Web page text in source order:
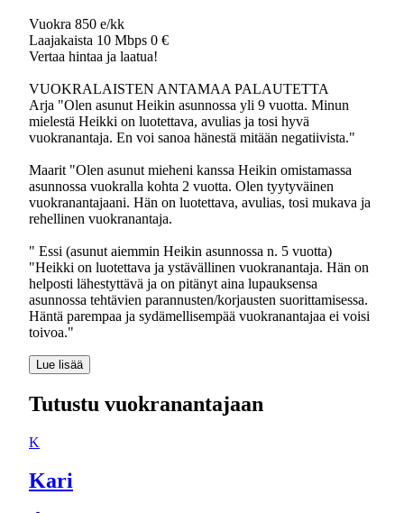
Vuokra 850 e/kk
Laajakaista 10 Mbps 0 €
Vertaa hintaa ja laatua!
VUOKRALAISTEN ANTAMAA PALAUTETTA
Arja "Olen asunut Heikin asunnossa yli 9 vuotta. Minun
mielestä Heikki on luotettava, avulias ja tosi hyvä
vuokranantaja. En voi sanoa hänestä mitään negatiivista."
Maarit "Olen asunut mieheni kanssa Heikin omistamassa
asunnossa vuokralla kohta 2 vuotta. Olen tyytyväinen
vuokranantajaani. Hän on luotettava, avulias, tosi mukava ja
rehellinen vuokranantaja.
" Essi (asunut aiemmin Heikin asunnossa n. 5 vuotta)
"Heikki on luotettava ja ystävällinen vuokranantaja. Hän on
helposti lähestyttävä ja on pitänyt aina lupauksensa
asunnossa tehtävien parannusten/korjausten suorittamisessa.
Häntä parempaa ja sydämellisempää vuokranantajaa ei voisi
toivoa."
Lue lisää
Tutustu vuokranantajaan
K
Kari